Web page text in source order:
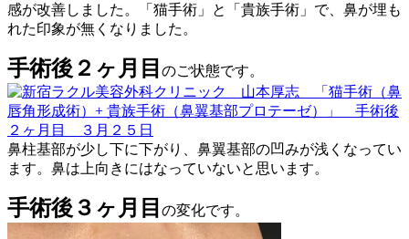
感が改善しました。「猫手術」と「貴族手術」で、鼻が埋も
れた印象が無くなりました。
手術後２ヶ月目 のご状態です。
鼻柱基部が少し下に下がり、鼻翼基部の凹みが浅くなってい
ます。鼻は上向きにはなっていないと思います。
手術後３ヶ月目 の変化です。